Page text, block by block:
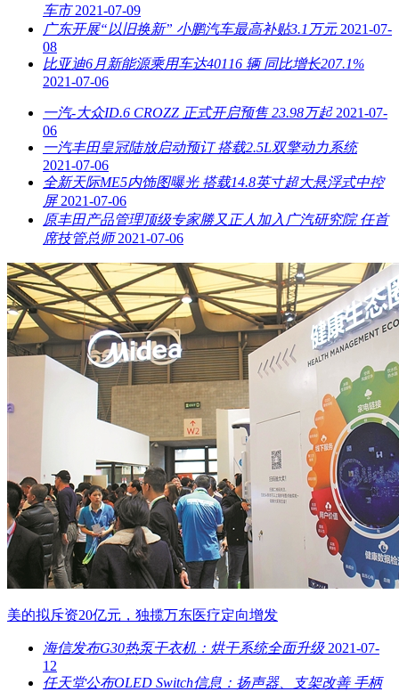
车市 2021-07-09
广东开展“以旧换新” 小鹏汽车最高补贴3.1万元 2021-07-
08
比亚迪6月新能源乘用车达40116 辆 同比增长207.1%
2021-07-06
一汽-大众ID.6 CROZZ 正式开启预售 23.98万起 2021-07-
06
一汽丰田皇冠陆放启动预订 搭载2.5L双擎动力系统
2021-07-06
全新天际ME5内饰图曝光 搭载14.8英寸超大悬浮式中控
屏 2021-07-06
原丰田产品管理顶级专家勝又正人加入广汽研究院 任首
席技管总师 2021-07-06
美的拟斥资20亿元，独揽万东医疗定向增发
海信发布G30热泵干衣机：烘干系统全面升级 2021-07-
12
任天堂公布OLED Switch信息：扬声器、支架改善 手柄